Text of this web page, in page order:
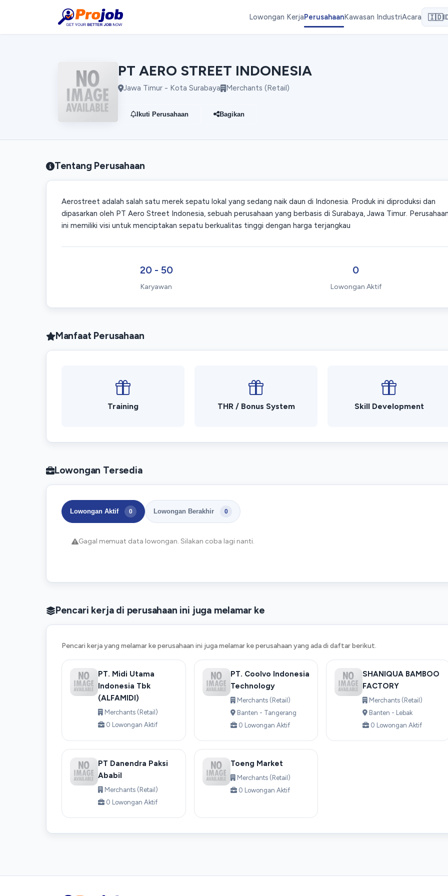
Lowongan KerjaPerusahaanKawasan IndustriAcara 🇮🇩
PT AERO STREET INDONESIA
Jawa Timur - Kota Surabaya Merchants (Retail)
Ikuti Perusahaan Bagikan
Tentang Perusahaan
Aerostreet adalah salah satu merek sepatu lokal yang sedang naik daun di Indonesia. Produk ini diproduksi dan
dipasarkan oleh PT Aero Street Indonesia, sebuah perusahaan yang berbasis di Surabaya, Jawa Timur.
ini memiliki visi untuk menciptakan sepatu berkualitas tinggi dengan harga terjangkau
20 - 50
Karyawan
0
Lowongan Aktif
Manfaat Perusahaan
Training THR / Bonus System Skill Development
Lowongan Tersedia
Lowongan Aktif 0 Lowongan Berakhir 0
Gagal memuat data lowongan. Silakan coba lagi nanti.
Pencari kerja di perusahaan ini juga melamar ke
Pencari kerja yang melamar ke perusahaan ini juga melamar ke perusahaan yang ada di daftar berikut.
PT. Midi Utama
Indonesia Tbk
(ALFAMIDI)
Merchants (Retail)
0 Lowongan Aktif
PT. Coolvo Indonesia
Technology
Merchants (Retail)
Banten - Tangerang
0 Lowongan Aktif
SHANIQUA BAMBOO
FACTORY
Merchants (Retail)
Banten - Lebak
0 Lowongan Aktif
PT Danendra Paksi
Ababil
Merchants (Retail)
0 Lowongan Aktif
Toeng Market
Merchants (Retail)
0 Lowongan Aktif